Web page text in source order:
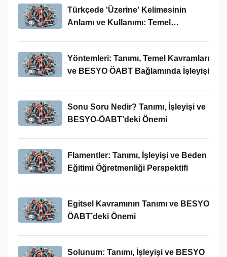
Türkçede 'Üzerine' Kelimesinin
Anlamı ve Kullanımı: Temel
Yöntemleri: Tanımı, Temel Kavramları
ve BESYO ÖABT Bağlamında İşleyişi
Sonu Soru Nedir? Tanımı, İşleyişi ve
BESYO-ÖABT’deki Önemi
Flamentler: Tanımı, İşleyişi ve Beden
Eğitimi Öğretmenliği Perspektifi
Egitsel Kavramının Tanımı ve BESYO
ÖABT’deki Önemi
Solunum: Tanımı, İşleyişi ve BESYO